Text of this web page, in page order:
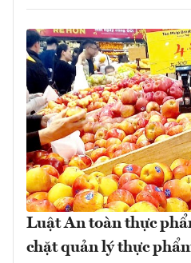
Luật An toàn thực
chặt quản lý thực